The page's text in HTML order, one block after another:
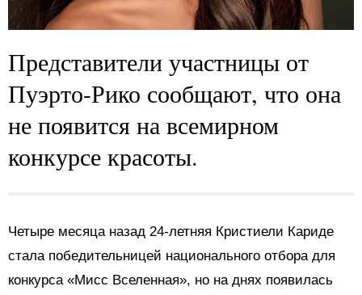
Представители участницы от
Пуэрто-Рико сообщают, что она
не появится на всемирном
конкурсе красоты.
Четыре месяца назад 24-летняя Кристиели Кариде
стала победительницей национального отбора для
конкурса «Мисс Вселенная», но на днях появилась